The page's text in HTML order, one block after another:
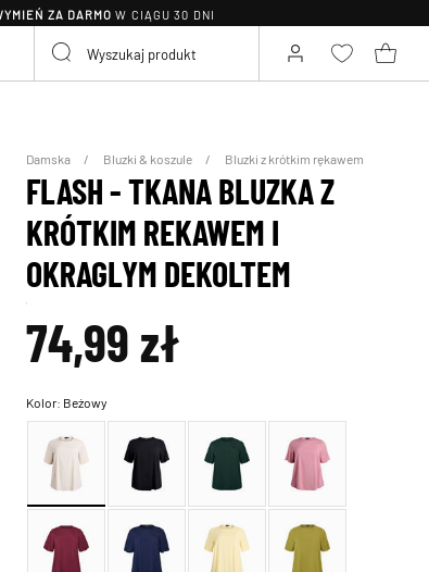
ZA DARMO W CIĄGU 30 DNI
Damska Bluzki & koszule Bluzki z krótkim rękawem
FLASH - TKANA BLUZKA Z
KRÓTKIM REKAWEM I
OKRAGLYM DEKOLTEM
74,99 zł
Kolor: Beżowy